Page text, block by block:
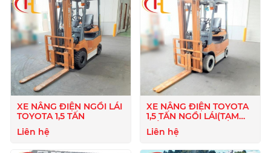
XE NÂNG ĐIỆN NGỒI LÁI
TOYOTA 1,5 TẤN
Liên hệ
XE NÂNG ĐIỆN TOYOTA
1,5 TẤN NGỒI LÁI(TẠM
HẾT HÀNG )
Liên hệ